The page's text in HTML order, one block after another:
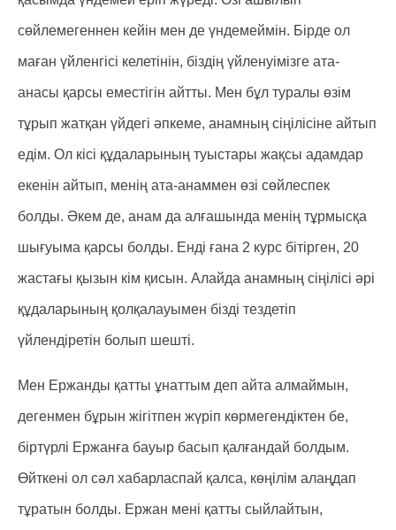
сөйлемегеннен кейін мен де үндемеймін. Бірде ол
маған үйленгісі келетінін, біздің үйленуімізге ата-
анасы қарсы еместігін айтты. Мен бұл туралы өзім
тұрып жатқан үйдегі әпкеме, анамның сіңілісіне айтып
едім. Ол кісі құдаларының туыстары жақсы адамдар
екенін айтып, менің ата-анаммен өзі сөйлеспек
болды. Әкем де, анам да алғашында менің тұрмысқа
шығуыма қарсы болды. Енді ғана 2 курс бітірген, 20
жастағы қызын кім қисын. Алайда анамның сіңілісі әрі
құдаларының қолқалауымен бізді тездетіп
үйлендіретін болып шешті.
Мен Ержанды қатты ұнаттым деп айта алмаймын,
дегенмен бұрын жігітпен жүріп көрмегендіктен бе,
біртүрлі Ержанға бауыр басып қалғандай болдым.
Өйткені ол сәл хабарласпай қалса, көңілім алаңдап
тұратын болды. Ержан мені қатты сыйлайтын,